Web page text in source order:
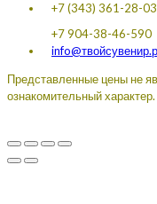
+7 (343) 361-28-03
+7 904-38-46-590
Представленные цены не
ознакомительный